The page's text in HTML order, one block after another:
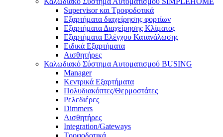
Supervisor και Τροφοδοτικά
Εξαρτήματα διαχείρησης φορτίων
Εξαρτήματα Διαχείρησης Κλίματος
Εξαρτήματα Ελέγχου Κατανάλωσης
Ειδικά Εξαρτήματα
Αισθητήρες
Καλωδιακό Σύστημα Αυτοματισμού BUSING
Manager
Κεντρικά Εξαρτήματα
Πολυδιακόπτες/Θερμοστάτες
Ρελεδιέρες
Dimmers
Αισθητήρες
Integration/Gateways